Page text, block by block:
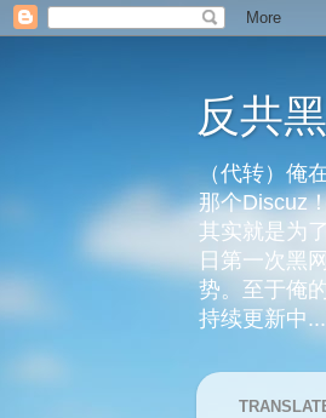
反共
（代转）俺
那个Discuz
其实就是为
日第一次黑
势。至于俺
持续更新中